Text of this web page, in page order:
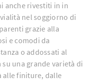
anche rivestiti in in
nel soggiorno di
grazie alla
e comodi da
o addossati al
una grande varietà di
alle finiture, dalle